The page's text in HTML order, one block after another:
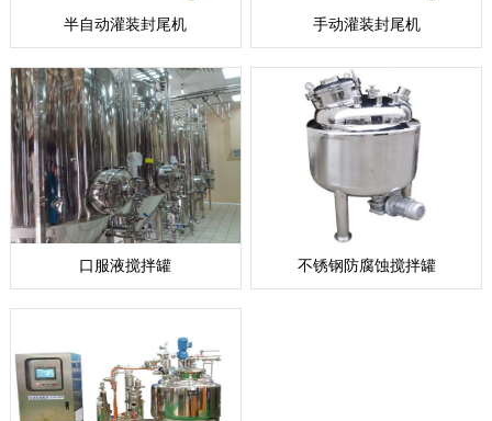
半自动灌装封尾机 手动灌装封尾机
口服液搅拌罐 不锈钢防腐蚀搅拌罐